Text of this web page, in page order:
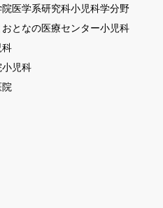
医学系研究科小児科学分野
となの医療センター小児科
科
児科